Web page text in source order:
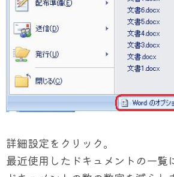
詳細設定をクリック。
最近使用したドキュメントの一覧